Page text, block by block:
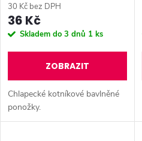
30 Kč bez DPH
36 Kč
Skladem do 3 dnů 1 ks
ZOBRAZIT
Chlapecké kotníkové bavlněné
ponožky.